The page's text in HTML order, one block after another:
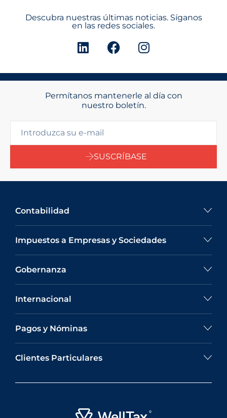
Descubra nuestras últimas noticias. Síganos
en las redes sociales.
Permítanos mantenerle al día con
nuestro boletín.
SUSCRÍBASE
Contabilidad
Impuestos a Empresas y Sociedades
Gobernanza
Internacional
Pagos y Nóminas
Clientes Particulares